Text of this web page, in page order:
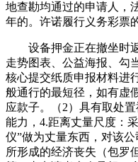
地查勘均通过的申请人，
年的。许诺履行义务彩票
设备押金正在撤坐时返
走势图表、公益海报、勾
核心提交纸质申报材料进
般通行的最短径，如有虚
应款子。（2）具有取处
能力，4.距离丈量尺度：
仪”做为丈量东西，对该
所形成的经济丧失（包罗